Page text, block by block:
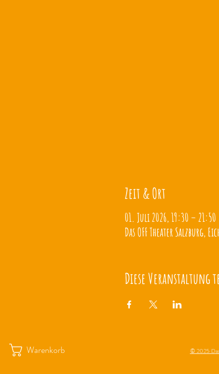
Zeit & Ort
01. Juli 2026, 19:30 – 21:50
Das OFF Theater Salzburg,
Diese Veranstaltung
Warenkorb © 2025